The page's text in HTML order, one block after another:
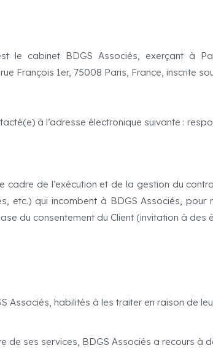
le cabinet BDGS Associés, exerçant à
François 1er, 75008 Paris, France, inscrite
à l’adresse électronique suivante :
cadre de l’exécution et de la gestion du
etc.) qui incombent à BDGS Associés,
du consentement du Client (invitation à des
Associés, habilités à les traiter en raison de
de ses services, BDGS Associés a recours à